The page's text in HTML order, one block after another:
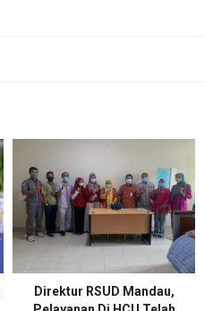
Direktur RSUD Mandau,